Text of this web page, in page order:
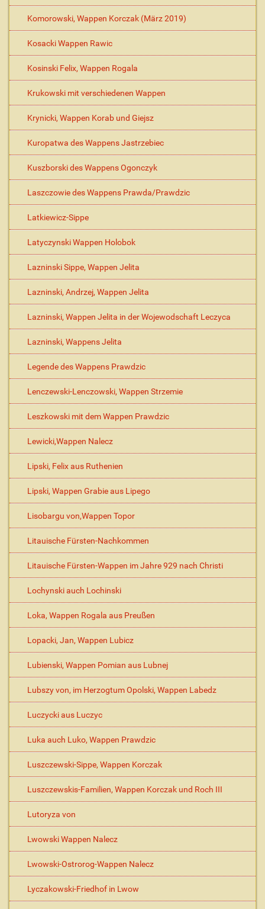
Komorowski, Wappen Korczak (März 2019)
Kosacki Wappen Rawic
Kosinski Felix, Wappen Rogala
Krukowski mit verschiedenen Wappen
Krynicki, Wappen Korab und Giejsz
Kuropatwa des Wappens Jastrzebiec
Kuszborski des Wappens Ogonczyk
Laszczowie des Wappens Prawda/Prawdzic
Latkiewicz-Sippe
Latyczynski Wappen Holobok
Lazninski Sippe, Wappen Jelita
Lazninski, Andrzej, Wappen Jelita
Lazninski, Wappen Jelita in der Wojewodschaft Leczyca
Lazninski, Wappens Jelita
Legende des Wappens Prawdzic
Lenczewski-Lenczowski, Wappen Strzemie
Leszkowski mit dem Wappen Prawdzic
Lewicki,Wappen Nalecz
Lipski, Felix aus Ruthenien
Lipski, Wappen Grabie aus Lipego
Lisobargu von,Wappen Topor
Litauische Fürsten-Nachkommen
Litauische Fürsten-Wappen im Jahre 929 nach Christi
Lochynski auch Lochinski
Loka, Wappen Rogala aus Preußen
Lopacki, Jan, Wappen Lubicz
Lubienski, Wappen Pomian aus Lubnej
Lubszy von, im Herzogtum Opolski, Wappen Labedz
Luczycki aus Luczyc
Luka auch Luko, Wappen Prawdzic
Luszczewski-Sippe, Wappen Korczak
Luszczewskis-Familien, Wappen Korczak und Roch III
Lutoryza von
Lwowski Wappen Nalecz
Lwowski-Ostrorog-Wappen Nalecz
Lyczakowski-Friedhof in Lwow